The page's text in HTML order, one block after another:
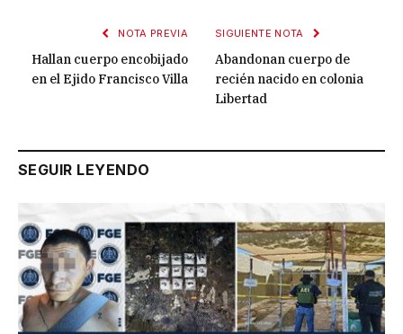
NOTA PREVIA
Hallan cuerpo encobijado
en el Ejido Francisco Villa
SIGUIENTE NOTA
Abandonan cuerpo de
recién nacido en colonia
Libertad
SEGUIR LEYENDO